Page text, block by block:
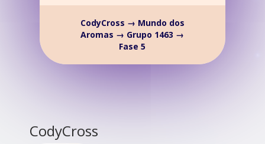
CodyCross → Mundo dos
Aromas → Grupo 1463 →
Fase 5
CodyCross